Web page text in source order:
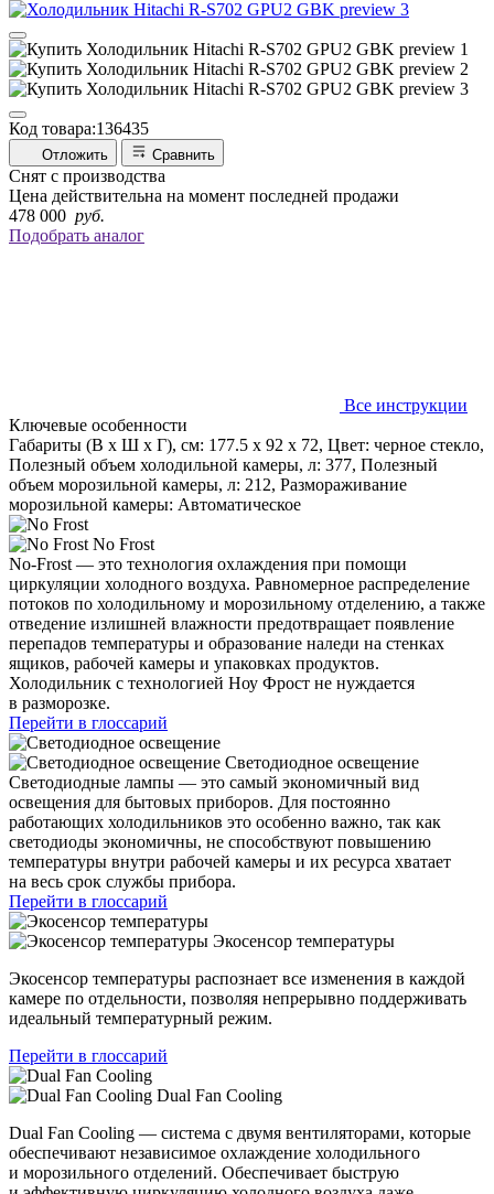
Код товара:136435
Отложить Сравнить
Снят с производства
Цена действительна на момент последней продажи
478 000 руб.
Подобрать аналог
Все инструкции
Ключевые особенности
Габариты (В х Ш х Г), см: 177.5 х 92 х 72, Цвет: черное стекло,
Полезный объем холодильной камеры, л: 377, Полезный
объем морозильной камеры, л: 212, Размораживание
морозильной камеры: Автоматическое
No Frost
No-Frost — это технология охлаждения при помощи
циркуляции холодного воздуха. Равномерное распределение
потоков по холодильному и морозильному отделению, а также
отведение излишней влажности предотвращает появление
перепадов температуры и образование наледи на стенках
ящиков, рабочей камеры и упаковках продуктов.
Холодильник с технологией Ноу Фрост не нуждается
в разморозке.
Перейти в глоссарий
Светодиодное освещение
Светодиодные лампы — это самый экономичный вид
освещения для бытовых приборов. Для постоянно
работающих холодильников это особенно важно, так как
светодиоды экономичны, не способствуют повышению
температуры внутри рабочей камеры и их ресурса хватает
на весь срок службы прибора.
Перейти в глоссарий
Экосенсор температуры
Экосенсор температуры распознает все изменения в каждой
камере по отдельности, позволяя непрерывно поддерживать
идеальный температурный режим.
Перейти в глоссарий
Dual Fan Cooling
Dual Fan Cooling — система с двумя вентиляторами, которые
обеспечивают независимое охлаждение холодильного
и морозильного отделений. Обеспечивает быструю